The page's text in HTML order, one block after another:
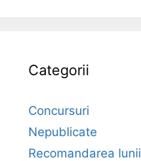
Categorii
Concursuri
Nepublicate
Recomandarea lunii